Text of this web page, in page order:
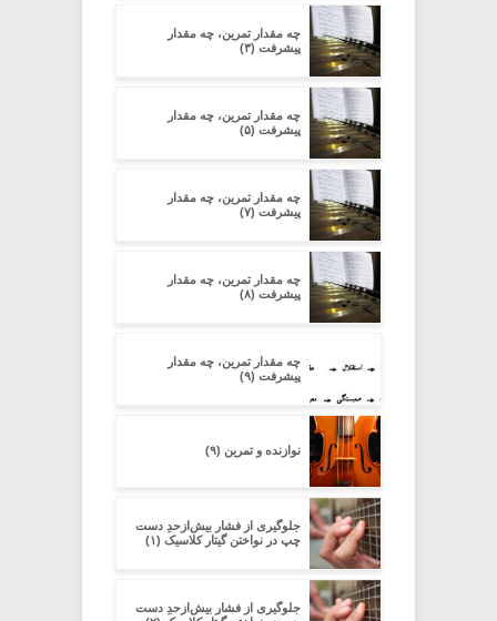
چه مقدار تمرین، چه مقدار
پیشرفت (۳)
چه مقدار تمرین، چه مقدار
پیشرفت (۵)
چه مقدار تمرین، چه مقدار
پیشرفت (۷)
چه مقدار تمرین، چه مقدار
پیشرفت (۸)
چه مقدار تمرین، چه مقدار
پیشرفت (۹)
نوازنده و تمرین (۹)
جلوگیری از فشار بیش‌از‌حدِ دست
چپ در نواختن گیتار کلاسیک (۱)
جلوگیری از فشار بیش‌از‌حدِ دست